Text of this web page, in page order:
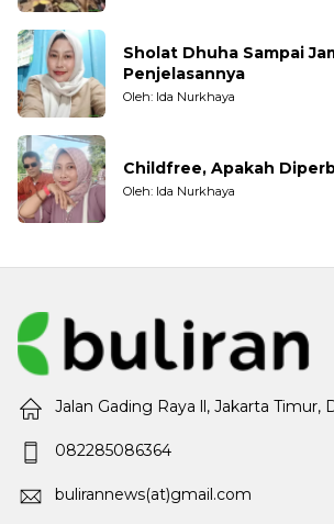
Sholat Dhuha Sampai
Penjelasannya
Oleh: Ida Nurkhaya
Childfree, Apakah
Oleh: Ida Nurkhaya
Jalan Gading Raya ll, Jakarta Timur,
082285086364
bulirannews(at)gmail.com